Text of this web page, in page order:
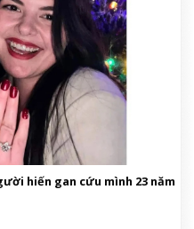
hiến gan cứu mình 23 năm